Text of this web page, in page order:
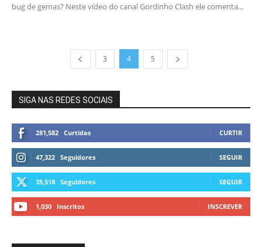
bug de gemas? Neste vídeo do canal Gordinho Clash ele comenta...
3 4 5
SIGA NAS REDES SOCIAIS
281,582 Curtidas CURTIR
47,322 Seguidores SEGUIR
35,518 Seguidores SEGUIR
1,030 Inscritos INSCREVER